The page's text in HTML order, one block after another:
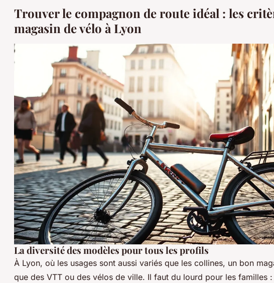
Trouver le compagnon de route idéal : les
magasin de vélo à Lyon
La diversité des modèles pour tous les profils
À Lyon, où les usages sont aussi variés que les collines, un bon
que des VTT ou des vélos de ville. Il faut du lourd pour les familles